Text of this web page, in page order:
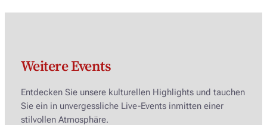
Weitere Events
Entdecken Sie unsere kulturellen Highlights und tauchen
Sie ein in unvergessliche Live-Events inmitten einer
stilvollen Atmosphäre.